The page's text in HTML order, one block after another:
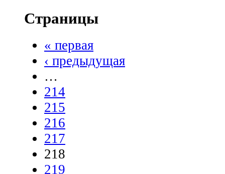
Страницы
« первая
‹ предыдущая
…
214
215
216
217
218
219